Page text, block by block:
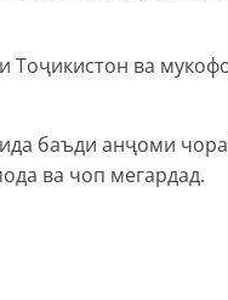
Тоҷикистон ва
баъди анҷоми
ва чоп мегардад.